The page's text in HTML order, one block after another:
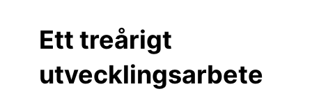
Ett treårigt
utvecklingsarbete